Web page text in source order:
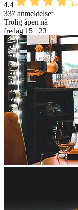
4.4
337 anmeldelser
Trolig åpen nå
fredag 15 - 23